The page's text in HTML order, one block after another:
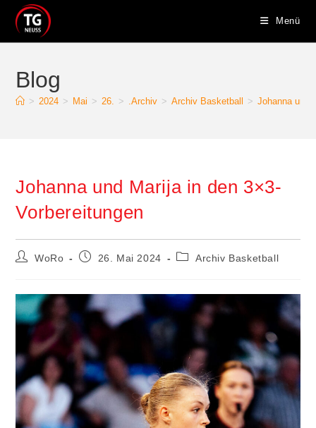
Inhalt
springen
Menü
Blog
> 2024 > Mai > 26. > .Archiv > Archiv Basketball > Johanna und
Johanna und Marija in den 3×3-
Vorbereitungen
Beitrags-
WoRo
Beitrag26. Mai 2024
Beitrags-
Archiv Basketball